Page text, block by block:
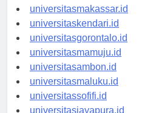
universitaspalu.id
universitasmakassar.id
universitaskendari.id
universitasgorontalo.id
universitasmamuju.id
universitasambon.id
universitasmaluku.id
universitassofifi.id